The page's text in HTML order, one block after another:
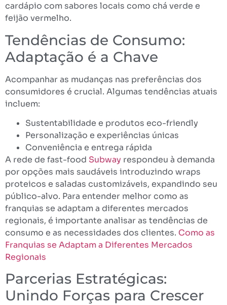
cardápio com sabores locais como chá verde e
feijão vermelho.
Tendências de Consumo:
Adaptação é a Chave
Acompanhar as mudanças nas preferências dos
consumidores é crucial. Algumas tendências atuais
incluem:
Sustentabilidade e produtos eco-friendly
Personalização e experiências únicas
Conveniência e entrega rápida
A rede de fast-food Subway respondeu à demanda
por opções mais saudáveis introduzindo wraps
proteicos e saladas customizáveis, expandindo seu
público-alvo. Para entender melhor como as
franquias se adaptam a diferentes mercados
regionais, é importante analisar as tendências de
consumo e as necessidades dos clientes. Como as
Franquias se Adaptam a Diferentes Mercados
Regionais
Parcerias Estratégicas:
Unindo Forças para Crescer